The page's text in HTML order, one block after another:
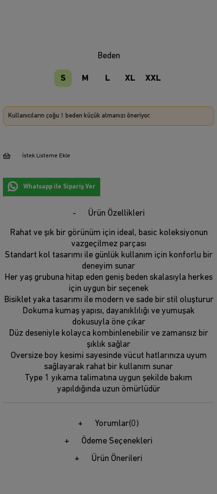
Beden
S M L XL XXL
Kullanıcıların çoğu 1 beden küçük almanızı öneriyor.
İstek Listeme Ekle
Whatsapp ile Sipariş Ver
Ürün Özellikleri
Rahat ve şık bir görünüm için ideal, basic koleksiyonun
vazgeçilmez parçası
Standart kol tasarımı ile günlük kullanım için konforlu bir
deneyim sunar
Her yaş grubuna hitap eden geniş beden skalasıyla herkes
için uygun bir seçenek
Bisiklet yaka tasarımı ile modern ve sade bir stil oluşturur
Dokuma kumaş yapısı, dayanıklılığı ve yumuşak
dokusuyla öne çıkar
Düz deseniyle kolayca kombinlenebilir ve zamansız bir
şıklık sağlar
Oversize boy kesimi sayesinde vücut hatlarınıza uyum
sağlayarak rahat bir kullanım sunar
Type 1 yıkama talimatına uygun şekilde bakım
yapıldığında uzun ömürlüdür
Yorumlar(0)
Ödeme Seçenekleri
Ürün Önerileri